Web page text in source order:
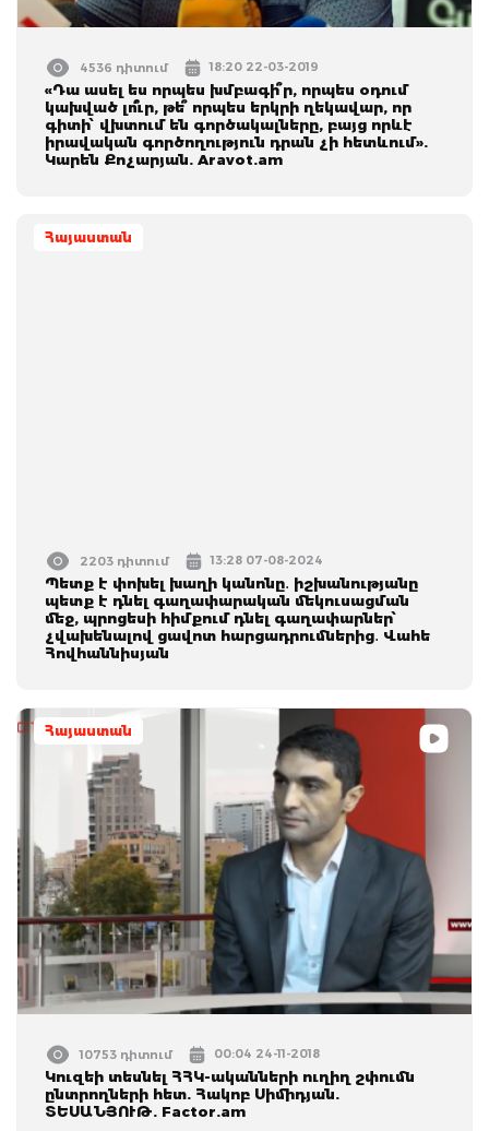
4536 դիտում 18:20 22-03-2019
«Դա ասել ես որպես խմբագի՞ր, որպես օդում
կախված լո՞ւր, թե՞ որպես երկրի ղեկավար, որ
գիտի՝ վխտում են գործակալները, բայց որևէ
իրավական գործողություն դրան չի հետևում».
Կարեն Քոչարյան. Aravot.am
Հայաստան
2203 դիտում 13:28 07-08-2024
Պետք է փոխել խաղի կանոնը․ իշխանությանը
պետք է դնել գաղափարական մեկուսացման
մեջ, պրոցեսի հիմքում դնել գաղափարներ՝
չվախենալով ցավոտ հարցադրումներից․ Վահե
Հովհաննիսյան
Հայաստան
10753 դիտում 00:04 24-11-2018
Կուզեի տեսնել ՀՀԿ-ականների ուղիղ շփումն
ընտրողների հետ. Հակոբ Սիմիդյան.
ՏԵՍԱՆՅՈՒԹ. Factor.am